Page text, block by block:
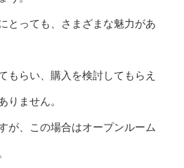
とっても、さまざまな魅力があ
もらい、購入を検討してもらえ
りません。
が、この場合はオープンルーム